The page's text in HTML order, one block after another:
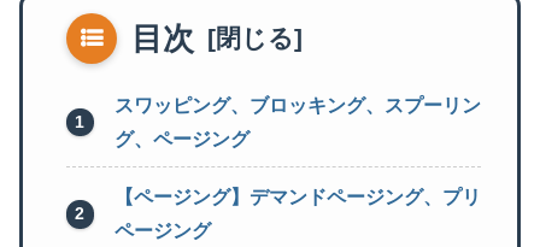
目次
スワッピング、ブロッキング、スプーリン
グ、ページング
【ページング】デマンドページング、プリ
ページング